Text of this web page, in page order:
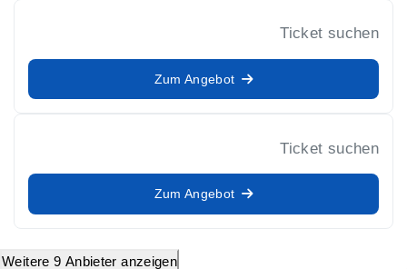
Ticket suchen
Zum Angebot
Ticket suchen
Zum Angebot
Weitere 9 Anbieter anzeigen